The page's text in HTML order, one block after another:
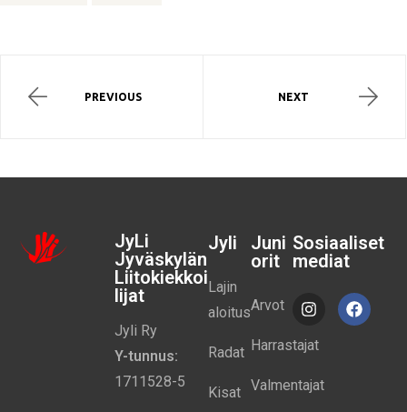
PREVIOUS NEXT
JyLi
Jyväskylän
Liitokiekkoi
lijat
Jyli Ry
Y-tunnus:
1711528-5
Jyli
Lajin
aloitus
Radat
Kisat
Juni
orit
Arvot
Harrastajat
Valmentajat
Sosiaaliset
mediat